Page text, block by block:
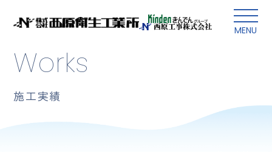
MENU
本文にスキップ
Works
施工実績